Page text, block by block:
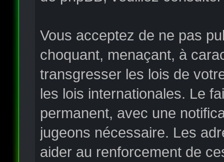
Vous acceptez de ne pas
choquant, menaçant, à
transgresser les lois de
les lois internationales. Le
permanent, avec une
jugeons nécessaire. Les
aider au renforcement de